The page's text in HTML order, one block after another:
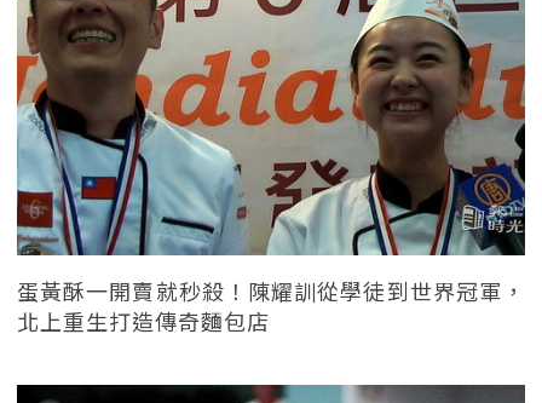
蛋黃酥一開賣就秒殺！陳耀訓從學徒到世界冠軍，
北上重生打造傳奇麵包店